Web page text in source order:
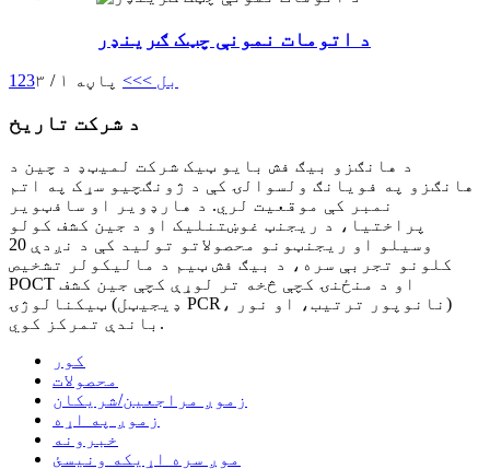
د اتومات نمونې چټک ګرینډر
1 23 بل >>> پاڼه ۱ / ۳
د شرکت تاریخ
د هانګزو بیګ فش بایو ټیک شرکت لمیټډ د چین د
هانګزو په فویانګ ولسوالۍ کې د ژونګچیو سړک په اتم
نمبر کې موقعیت لري. د هارډویر او سافټویر
پراختیا، د ریجنټ غوښتنلیک او د جین کشف کولو
وسیلو او ریجنټونو محصولاتو تولید کې د نږدې 20
کلونو تجربې سره، د بیګ فش ټیم د مالیکولر تشخیص
POCT او د منځنۍ کچې څخه تر لوړې کچې جین کشف
ټیکنالوژۍ (ډیجیټل PCR، نانوپور ترتیب، او نور)
باندې تمرکز کوي.
کور
محصولات
زموږ مراجعین/شریکان
زموږ په اړه
خبرونه
موږ سره اړیکه ونیسئ